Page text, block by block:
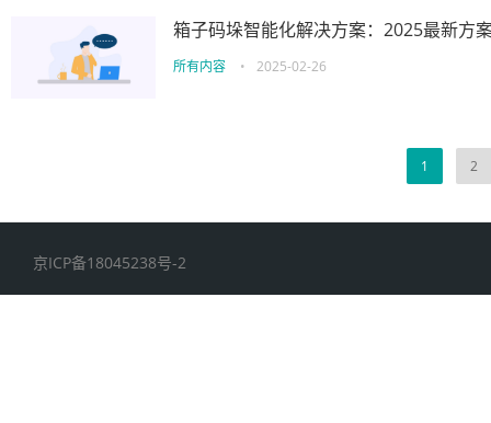
箱子码垛智能化解决方案：2025最新方
所有内容 • 2025-02-26
1 2
京ICP备18045238号-2